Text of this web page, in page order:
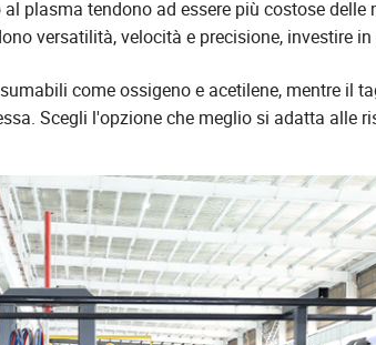
plasma tendono ad essere più costose
versatilità, velocità e precisione, investire
come ossigeno e acetilene, mentre il
Scegli l'opzione che meglio si adatta alle